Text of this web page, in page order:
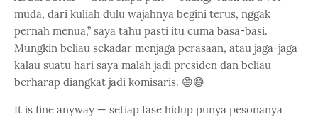
muda, dari kuliah dulu wajahnya begini terus, nggak
pernah menua,” saya tahu pasti itu cuma basa-basi.
Mungkin beliau sekadar menjaga perasaan, atau jaga-jaga
kalau suatu hari saya malah jadi presiden dan beliau
berharap diangkat jadi komisaris. 😄😄
It is fine anyway — setiap fase hidup punya pesonanya